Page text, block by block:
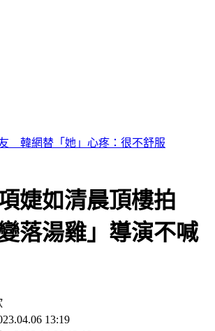
路 陸委會曝「這類人」最危險
婕如清晨頂樓拍
落湯雞」導演不喊
13:19